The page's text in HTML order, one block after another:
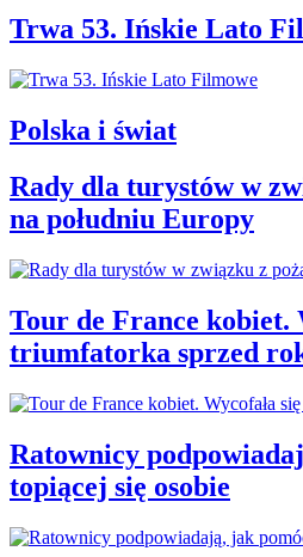
Trwa 53. Ińskie Lato
Polska i świat
Rady dla turystów w
na południu Europy
Tour de France kobiet.
triumfatorka sprzed
Ratownicy
topiącej się osobie